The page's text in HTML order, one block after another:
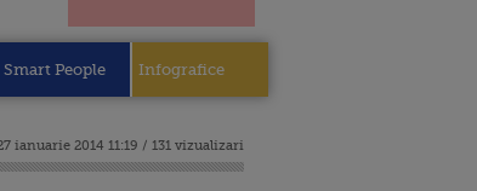
Smart People Infografice
ianuarie 2014 11:19 / 131 vizualizari